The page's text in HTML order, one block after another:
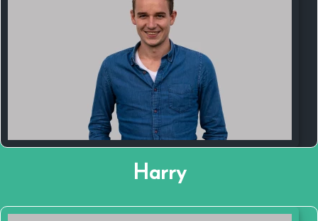
Dokkum. In het dagelijks leven werk ik als
Sales Manager en help ik bedrijven met
brandpreventie.
Waarom Stichting Geven is Leven? De nood
bij anderen is groot, en wij hebben het nog
altijd zo goed. Daarom zet ik mij graag in
voor hen die het moeilijk hebben.
Harry